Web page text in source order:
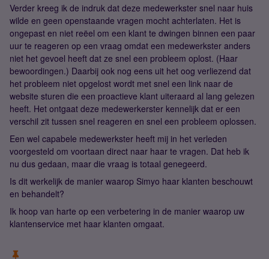
Verder kreeg ik de indruk dat deze medewerkster snel naar huis
wilde en geen openstaande vragen mocht achterlaten. Het is
ongepast en niet reëel om een klant te dwingen binnen een paar
uur te reageren op een vraag omdat een medewerkster anders
niet het gevoel heeft dat ze snel een probleem oplost. (Haar
bewoordingen.) Daarbij ook nog eens uit het oog verliezend dat
het probleem niet opgelost wordt met snel een link naar de
website sturen die een proactieve klant uiteraard al lang gelezen
heeft. Het ontgaat deze medewerkerster kennelijk dat er een
verschil zit tussen snel reageren en snel een probleem oplossen.
Een wel capabele medewerkster heeft mij in het verleden
voorgesteld om voortaan direct naar haar te vragen. Dat heb ik
nu dus gedaan, maar die vraag is totaal genegeerd.
Is dit werkelijk de manier waarop Simyo haar klanten beschouwt
en behandelt?
Ik hoop van harte op een verbetering in de manier waarop uw
klantenservice met haar klanten omgaat.